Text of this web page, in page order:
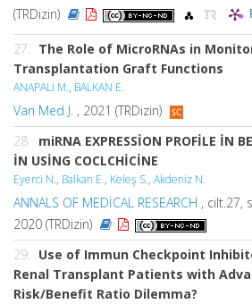
(TRDizin)
27. The Role of MicroRNAs in
Transplantation Graft Functions
ANAPALI M., BALKAN E.
Van Med J. , 2021 (TRDizin)
28. miRNA EXPRESSİON PROFİLE İN
İN USİNG COCLCHİCİNE
Eyerci N., Balkan E., Keleş S., Akdeniz N.
ANNALS OF MEDİCAL RESEARCH , cilt.27,
2020 (TRDizin)
29. Use of Immun Checkpoint
Renal Transplant Patients with
Risk/Benefit Ratio Dilemma?